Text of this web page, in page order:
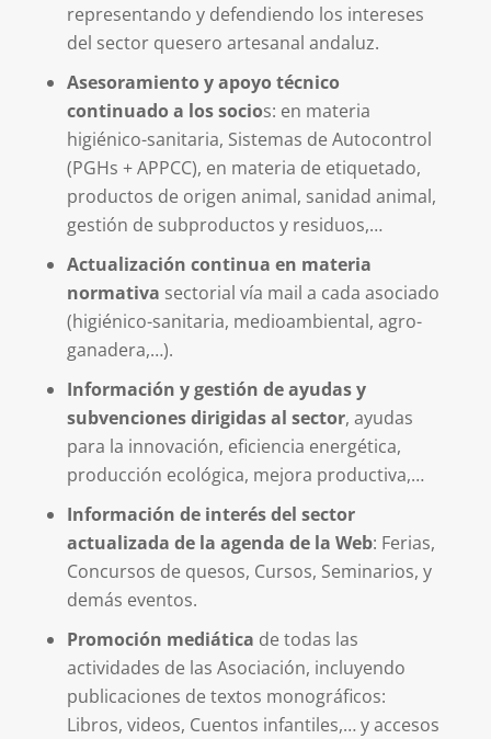
representando y defendiendo los intereses
del sector quesero artesanal andaluz.
Asesoramiento y apoyo técnico
continuado a los socios: en materia
higiénico-sanitaria, Sistemas de Autocontrol
(PGHs + APPCC), en materia de etiquetado,
productos de origen animal, sanidad animal,
gestión de subproductos y residuos,…
Actualización continua en materia
normativa sectorial vía mail a cada asociado
(higiénico-sanitaria, medioambiental, agro-
ganadera,…).
Información y gestión de ayudas y
subvenciones dirigidas al sector, ayudas
para la innovación, eficiencia energética,
producción ecológica, mejora productiva,…
Información de interés del sector
actualizada de la agenda de la Web: Ferias,
Concursos de quesos, Cursos, Seminarios, y
demás eventos.
Promoción mediática de todas las
actividades de las Asociación, incluyendo
publicaciones de textos monográficos:
Libros, videos, Cuentos infantiles,… y accesos